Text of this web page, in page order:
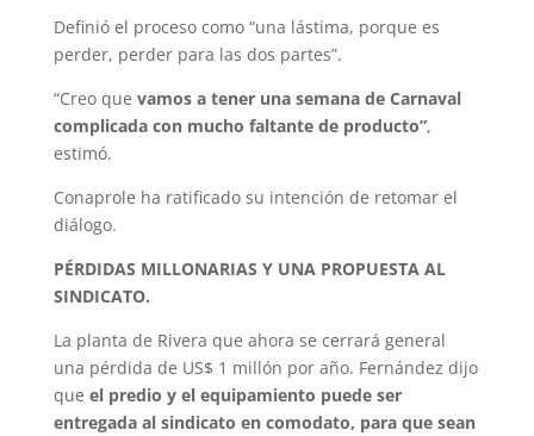
Definió el proceso como “una lástima, porque es
perder, perder para las dos partes”.
“Creo que vamos a tener una semana de Carnaval
complicada con mucho faltante de producto”,
estimó.
Conaprole ha ratificado su intención de retomar el
diálogo.
PÉRDIDAS MILLONARIAS Y UNA PROPUESTA AL
SINDICATO.
La planta de Rivera que ahora se cerrará general
una pérdida de US$ 1 millón por año. Fernández dijo
que el predio y el equipamiento puede ser
entregada al sindicato en comodato, para que sean